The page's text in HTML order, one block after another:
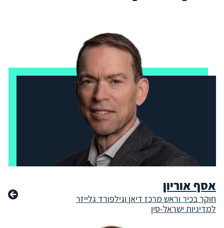
אסף אוריון
חוקר בכיר וראש מרכז דיאן וגילפורד גלייזר
למדיניות ישראל-סין